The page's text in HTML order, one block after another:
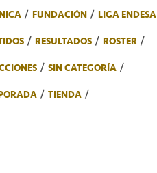
FUNDACIÓN
LIGA ENDESA
RESULTADOS
ROSTER
SIN CATEGORÍA
TIENDA